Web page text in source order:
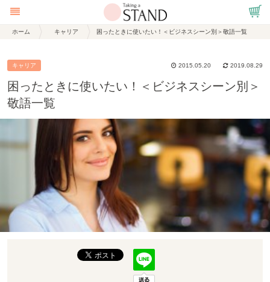
ホーム キャリア 困ったときに使いたい！＜ビジネスシーン別＞敬語一覧
キャリア 2019.08.29
2015.05.20
困ったときに使いたい！＜ビジネスシーン別＞
敬語一覧